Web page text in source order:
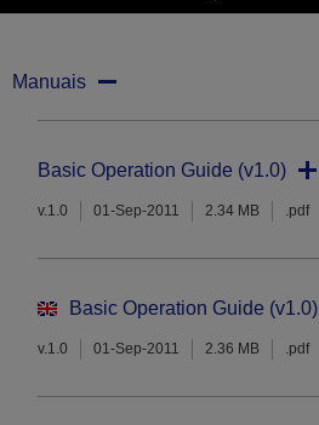
Manuais
Basic Operation Guide (v1.0)
v.1.0 01-Sep-2011 2.34 MB .pdf
Basic Operation Guide (v1.0)
v.1.0 01-Sep-2011 2.36 MB .pdf